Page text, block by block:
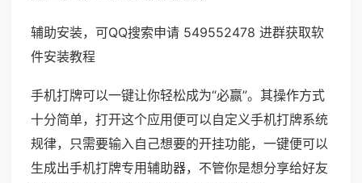
辅助安装，可QQ搜索申请 549552478 进群获取软
件安装教程
手机打牌可以一键让你轻松成为“必赢”。其操作方式
十分简单，打开这个应用便可以自定义手机打牌系统
规律，只需要输入自己想要的开挂功能，一键便可以
生成出手机打牌专用辅助器，不管你是想分享给好友